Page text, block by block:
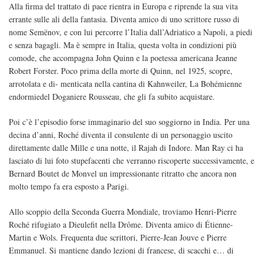
Alla firma del trattato di pace rientra in Europa e riprende la sua vita
errante sulle ali della fantasia. Diventa amico di uno scrittore russo di
nome Semënov, e con lui percorre l’Italia dall’Adriatico a Napoli, a piedi
e senza bagagli. Ma è sempre in Italia, questa volta in condizioni più
comode, che accompagna John Quinn e la poetessa americana Jeanne
Robert Forster. Poco prima della morte di Quinn, nel 1925, scopre,
arrotolata e di- menticata nella cantina di Kahnweiler, La Bohémienne
endormiedel Doganiere Rousseau, che gli fa subito acquistare.
Poi c’è l’episodio forse immaginario del suo soggiorno in India. Per una
decina d’anni, Roché diventa il consulente di un personaggio uscito
direttamente dalle Mille e una notte, il Rajah di Indore. Man Ray ci ha
lasciato di lui foto stupefacenti che verranno riscoperte successivamente, e
Bernard Boutet de Monvel un impressionante ritratto che ancora non
molto tempo fa era esposto a Parigi.
Allo scoppio della Seconda Guerra Mondiale, troviamo Henri-Pierre
Roché rifugiato a Dieulefit nella Drôme. Diventa amico di Étienne-
Martin e Wols. Frequenta due scrittori, Pierre-Jean Jouve e Pierre
Emmanuel. Si mantiene dando lezioni di francese, di scacchi e… di